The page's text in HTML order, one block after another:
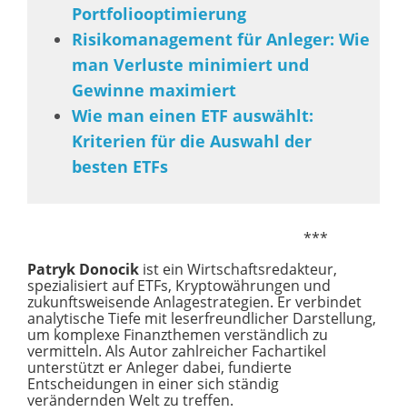
Portfoliooptimierung
Risikomanagement für Anleger: Wie
man Verluste minimiert und
Gewinne maximiert
Wie man einen ETF auswählt:
Kriterien für die Auswahl der
besten ETFs
***
Patryk Donocik ist ein Wirtschaftsredakteur,
spezialisiert auf ETFs, Kryptowährungen und
zukunftsweisende Anlagestrategien. Er verbindet
analytische Tiefe mit leserfreundlicher Darstellung,
um komplexe Finanzthemen verständlich zu
vermitteln. Als Autor zahlreicher Fachartikel
unterstützt er Anleger dabei, fundierte
Entscheidungen in einer sich ständig
verändernden Welt zu treffen.